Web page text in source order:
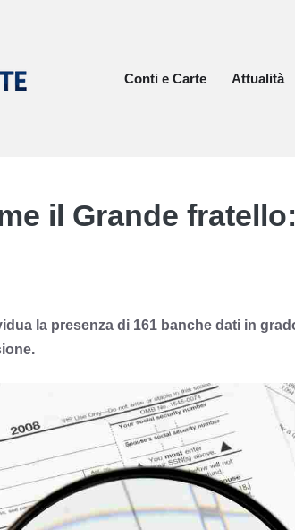
Conti e Carte
Attualità
il Grande
la presenza di 161 banche dati in